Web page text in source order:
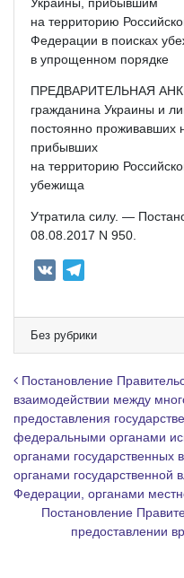
на территорию
Федерации в поисках
в упрощенном порядке
ПРЕДВАРИТЕЛЬНАЯ
гражданина Украины и
постоянно проживавших
прибывших
на территорию
убежища
Утратила силу. —
08.08.2017 N 950.
e
g
r
a
m
Без рубрики
Навигация по
Постановление
взаимодействии между
предоставления
федеральными органами
органами
органами государственной
Федерации, органами
Постановление
предоставлении